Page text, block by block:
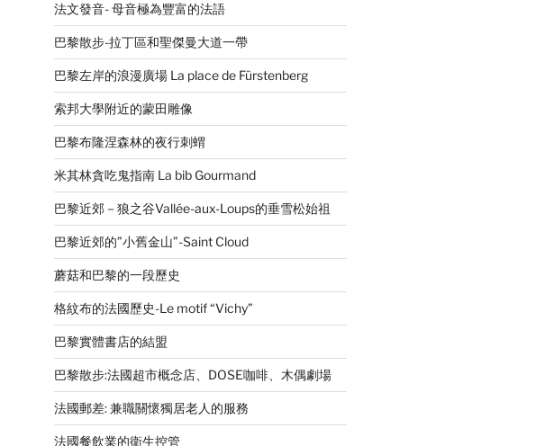
法文發音- 母音極為豐富的法語
巴黎散步-拉丁區和聖傑曼大道一帶
巴黎左岸的浪漫廣場 La place de Fürstenberg
索邦大學附近的蒙田雕像
巴黎布隆涅森林的夜行刺蝟
米其林貪吃鬼指南 La bib Gourmand
巴黎近郊－狼之谷Vallée-aux-Loups的垂雪松始祖
巴黎近郊的”小舊金山”-Saint Cloud
蘑菇和巴黎的一段歷史
格紋布的法國歷史-Le motif “Vichy”
巴黎實體書店的結盟
巴黎散步:法國超市概念店、DOSE咖啡、木偶劇場
法國郵差: 兼職關懷獨居老人的服務
法國餐飲業的衛生控管